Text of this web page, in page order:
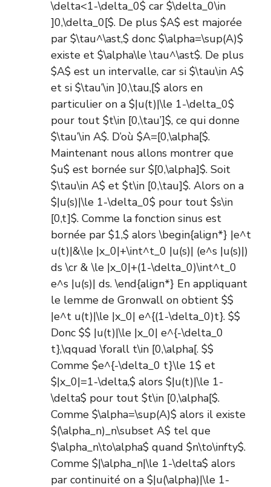
\delta<1-\delta_0$ car $\delta_0\in
]0,\delta_0[$. De plus $A$ est majorée
par $\tau^\ast,$ donc $\alpha=\sup(A)$
existe et $\alpha\le \tau^\ast$. De plus
$A$ est un intervalle, car si $\tau\in A$
et si $\tau’\in ]0,\tau,[$ alors en
particulier on a $|u(t)|\le 1-\delta_0$
pour tout $t\in [0,\tau’]$, ce qui donne
$\tau’\in A$. D’où $A=[0,\alpha[$.
Maintenant nous allons montrer que
$u$ est bornée sur $[0,\alpha]$. Soit
$\tau\in A$ et $t\in [0,\tau]$. Alors on a
$|u(s)|\le 1-\delta_0$ pour tout $s\in
[0,t]$. Comme la fonction sinus est
bornée par $1,$ alors \begin{align*} |e^t
u(t)|&\le |x_0|+\int^t_0 |u(s)| (e^s |u(s)|)
ds \cr & \le |x_0|+(1-\delta_0)\int^t_0
e^s |u(s)| ds. \end{align*} En appliquant
le lemme de Gronwall on obtient $$
|e^t u(t)|\le |x_0| e^{(1-\delta_0)t}. $$
Donc $$ |u(t)|\le |x_0| e^{-\delta_0
t},\qquad \forall t\in [0,\alpha[. $$
Comme $e^{-\delta_0 t}\le 1$ et
$|x_0|=1-\delta,$ alors $|u(t)|\le 1-
\delta$ pour tout $t\in [0,\alpha[$.
Comme $\alpha=\sup(A)$ alors il existe
$(\alpha_n)_n\subset A$ tel que
$\alpha_n\to\alpha$ quand $n\to\infty$.
Comme $|\alpha_n|\le 1-\delta$ alors
par continuité on a $|u(\alpha)|\le 1-